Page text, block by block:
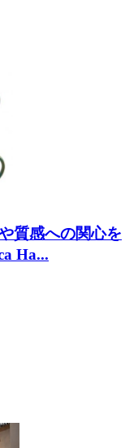
質感への関心を
Ha...